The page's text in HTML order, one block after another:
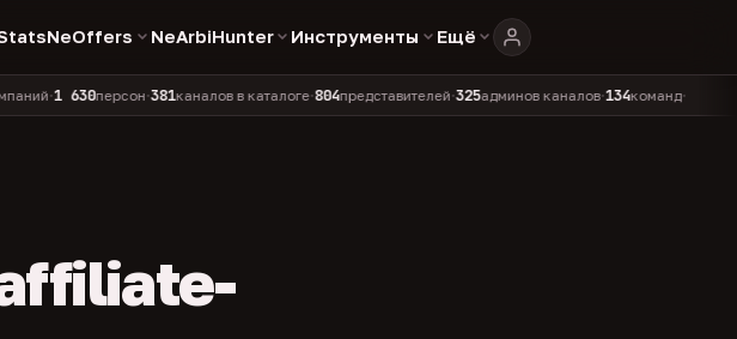
NeOffers NeArbiHunter Инструменты Ещё
1 630персон•381каналов в каталоге•804представителей•325админов каналов•134команд•